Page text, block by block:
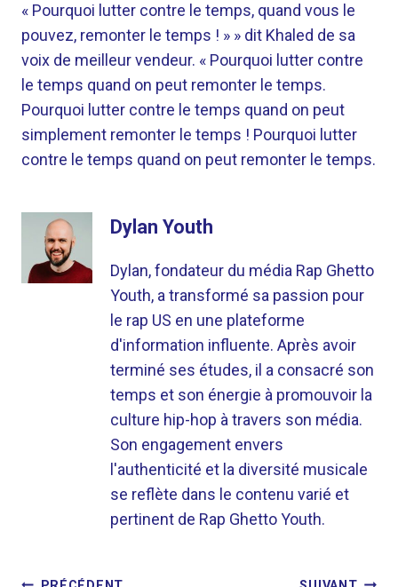
« Pourquoi lutter contre le temps, quand vous le
pouvez, remonter le temps ! » » dit Khaled de sa
voix de meilleur vendeur. « Pourquoi lutter contre
le temps quand on peut remonter le temps.
Pourquoi lutter contre le temps quand on peut
simplement remonter le temps ! Pourquoi lutter
contre le temps quand on peut remonter le temps.
Dylan Youth
Dylan, fondateur du média Rap Ghetto
Youth, a transformé sa passion pour
le rap US en une plateforme
d'information influente. Après avoir
terminé ses études, il a consacré son
temps et son énergie à promouvoir la
culture hip-hop à travers son média.
Son engagement envers
l'authenticité et la diversité musicale
se reflète dans le contenu varié et
pertinent de Rap Ghetto Youth.